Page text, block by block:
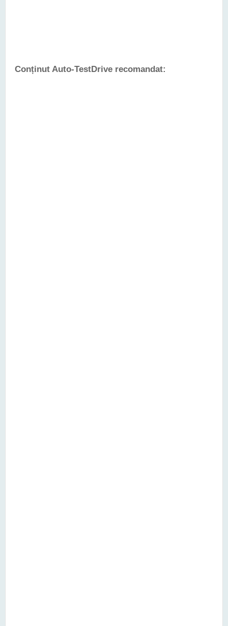
Conținut Auto-TestDrive recomandat: